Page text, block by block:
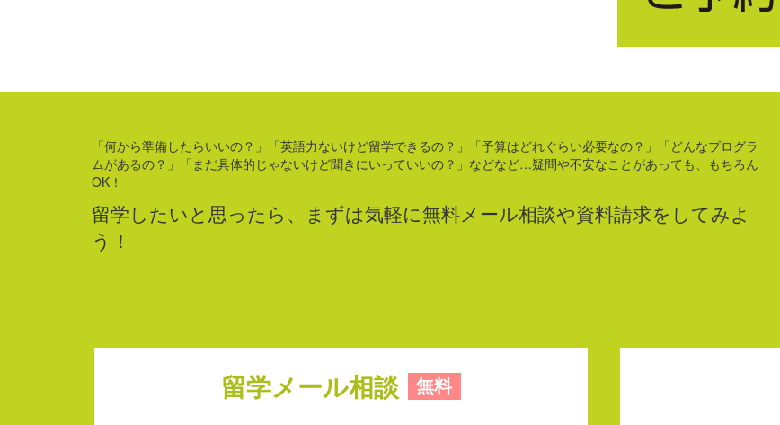
「何から準備したらいいの？」「英語力ないけど留学できるの？」「予算はどれぐらい必要なの？」「どんなプログラ
ムがあるの？」「まだ具体的じゃないけど聞きにいっていいの？」などなど…疑問や不安なことがあっても、もちろん
OK！
留学したいと思ったら、まずは気軽に無料メール相談や資料請求をしてみよ
う！
留学メール相談 無料